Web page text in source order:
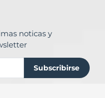
noticas y
Subscribirse